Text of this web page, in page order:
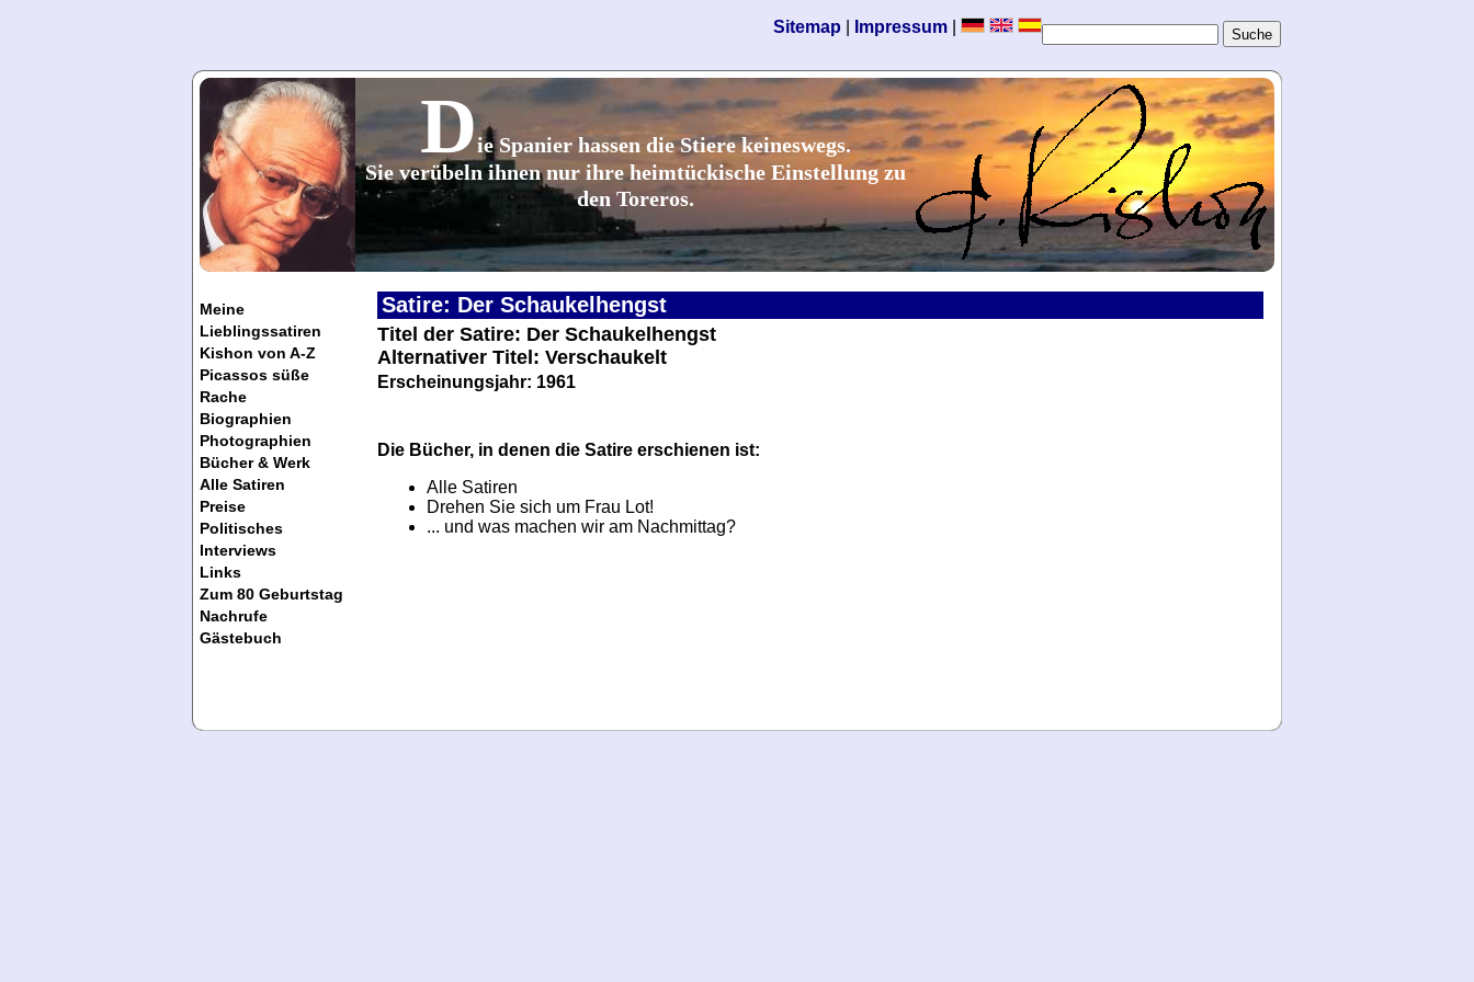
Sitemap Impressum
Die Spanier hassen die Stiere keineswegs.
Sie verübeln ihnen nur ihre heimtückische Einstellung zu
den Toreros.
Meine
Lieblingssatiren
Kishon von A-Z
Picassos süße
Rache
Biographien
Photographien
Bücher & Werk
Alle Satiren
Preise
Politisches
Interviews
Links
Zum 80 Geburtstag
Nachrufe
Gästebuch
Satire: Der Schaukelhengst
Titel der Satire: Der Schaukelhengst
Alternativer Titel: Verschaukelt
Erscheinungsjahr: 1961
Die Bücher, in denen die Satire erschienen ist:
Alle Satiren
Drehen Sie sich um Frau Lot!
... und was machen wir am Nachmittag?